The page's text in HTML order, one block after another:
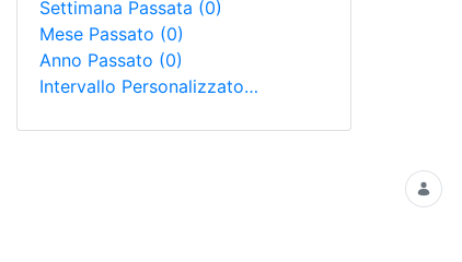
Settimana Passata (0)
Mese Passato (0)
Anno Passato (0)
Intervallo Personalizzato…